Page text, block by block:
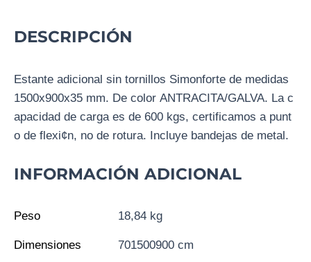
DESCRIPCIÓN
Estante adicional sin tornillos Simonforte de medidas
1500x900x35 mm. De color ANTRACITA/GALVA. La c
apacidad de carga es de 600 kgs, certificamos a punt
o de flexi¢n, no de rotura. Incluye bandejas de metal.
INFORMACIÓN ADICIONAL
Peso 18,84 kg
Dimensiones 701500900 cm